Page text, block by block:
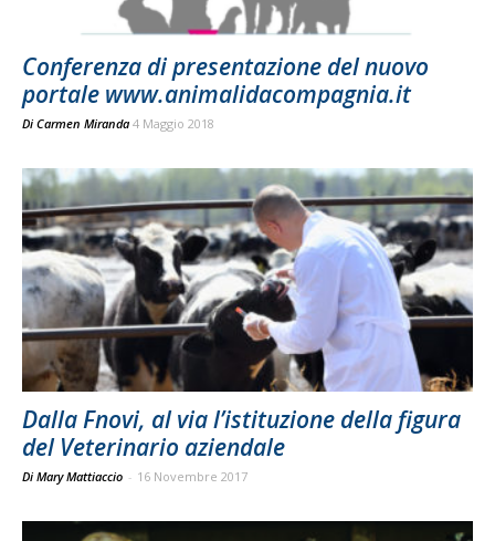
Conferenza di presentazione del nuovo
portale www.animalidacompagnia.it
Di Carmen Miranda 4 Maggio 2018
Dalla Fnovi, al via l’istituzione della figura
del Veterinario aziendale
Di Mary Mattiaccio - 16 Novembre 2017